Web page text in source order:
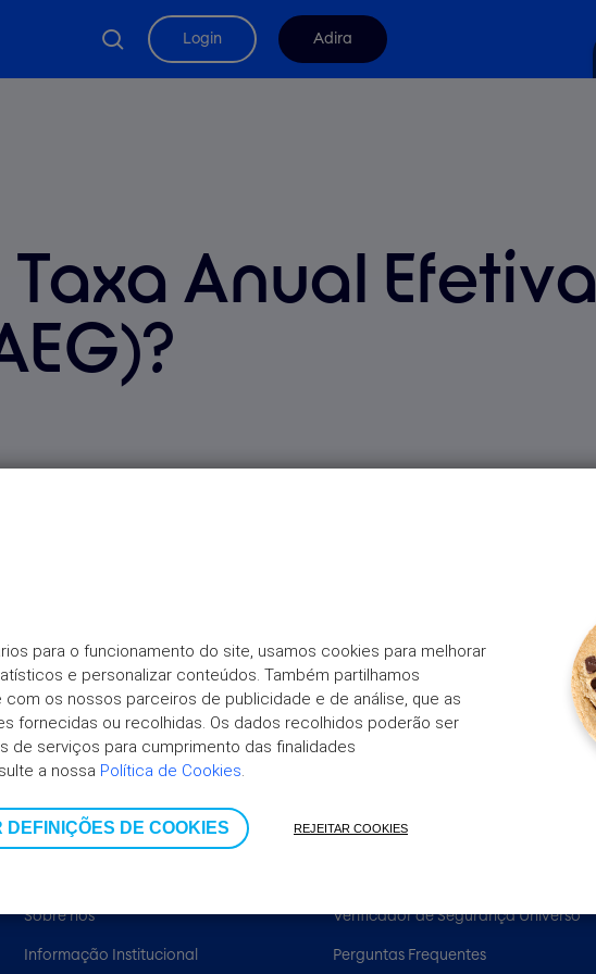
para o funcionamento do site, usamos cookies para melhorar
e personalizar conteúdos. Também partilhamos
os nossos parceiros de publicidade e de análise, que as
fornecidas ou recolhidas. Os dados recolhidos poderão ser
de serviços para cumprimento das finalidades
a nossa Política de Cookies.
DEFINIÇÕES DE COOKIES REJEITAR COOKIES
searchLogin Adira
Taxa Anual Efetiva
do crédito, expresso em percentagem anual.
dos juros.
Sobre nós
Informação Institucional
Verificador de Segurança Universo
Perguntas Frequentes